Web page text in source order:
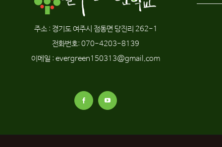
주소 : 경기도 여주시 점동면 당진리 262-1
전화번호: 070-4203-8139
이메일 : evergreen150313@gmail.com